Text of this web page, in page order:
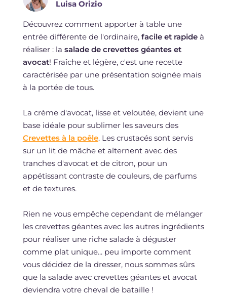
Luisa Orizio
Découvrez comment apporter à table une
entrée différente de l'ordinaire, facile et rapideà
réaliser : la salade de crevettes géantes et
avocat! Fraîche et légère, c'est une recette
caractérisée par une présentation soignée mais
à la portée de tous.
La crème d'avocat, lisse et veloutée, devient une
base idéale pour sublimer les saveurs des
Crevettes à la poêle. Les crustacés sont servis
sur un lit de mâche et alternent avec des
tranches d'avocat et de citron, pour un
appétissant contraste de couleurs, de parfums
et de textures.
Rien ne vous empêche cependant de mélanger
les crevettes géantes avec les autres ingrédients
pour réaliser une riche salade à déguster
comme plat unique... peu importe comment
vous décidez de la dresser, nous sommes sûrs
que la salade avec crevettes géantes et avocat
deviendra votre cheval de bataille !